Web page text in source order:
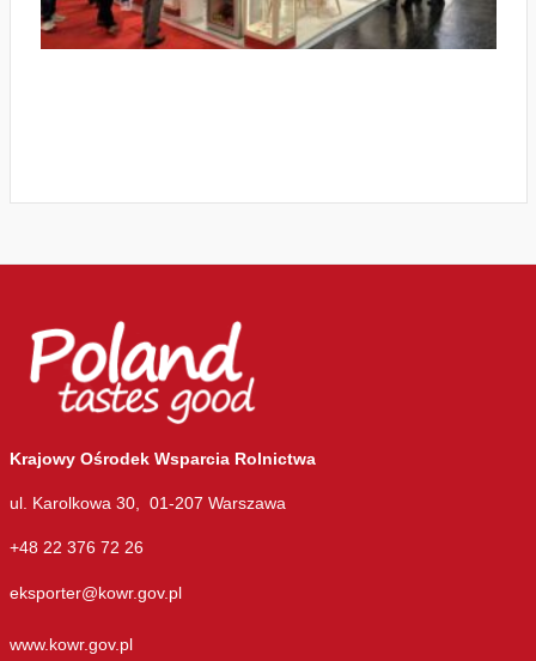
Krajowy Ośrodek Wsparcia Rolnictwa
ul. Karolkowa 30, 01-207 Warszawa
+48 22 376 72 26
eksporter@kowr.gov.pl
www.kowr.gov.pl